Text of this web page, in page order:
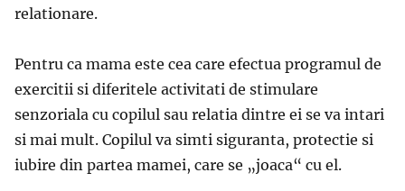
relationare.
Pentru ca mama este cea care efectua programul de
exercitii si diferitele activitati de stimulare
senzoriala cu copilul sau relatia dintre ei se va intari
si mai mult. Copilul va simti siguranta, protectie si
iubire din partea mamei, care se „joaca“ cu el.